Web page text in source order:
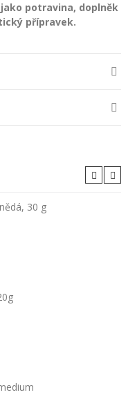
potravina, doplněk
přípravek.
30 g